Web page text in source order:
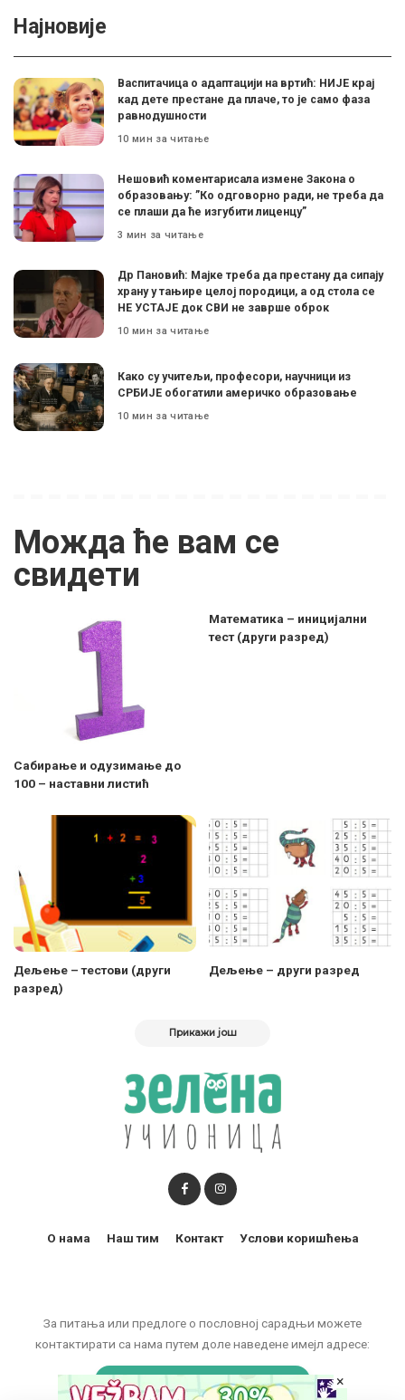
Најновије
Васпитачица о адаптацији на вртић: НИЈЕ крај
кад дете престане да плаче, то је само фаза
равнодушности
10 мин за читање
Нешовић коментарисала измене Закона о
образовању: ”Ко одговорно ради, не треба да
се плаши да ће изгубити лиценцу”
3 мин за читање
Др Пановић: Мајке треба да престану да сипају
храну у тањире целој породици, а од стола се
НЕ УСТАЈЕ док СВИ не заврше оброк
10 мин за читање
Како су учитељи, професори, научници из
СРБИЈЕ обогатили америчко образовање
10 мин за читање
Можда ће вам се
свидети
Сабирање и одузимање до
100 – наставни листић
Математика – иницијални
тест (други разред)
Дељење – тестови (други
разред)
Дељење – други разред
Прикажи још
За питања или предлоге о пословној сарадњи можете
контактирати са нама путем доле наведене имејл адресе:
marketing@zelenaucionica.com
О нама Наш тим Контакт Услови коришћења
×